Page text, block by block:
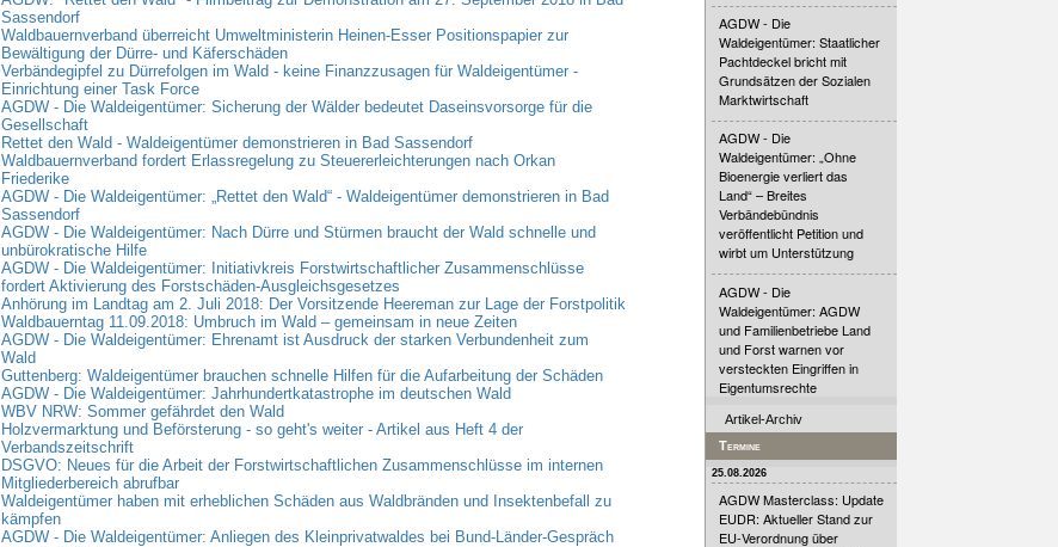
Sassendorf
Waldbauernverband überreicht Umweltministerin Heinen-Esser Positionspapier zur
Bewältigung der Dürre- und Käferschäden
Verbändegipfel zu Dürrefolgen im Wald - keine Finanzzusagen für Waldeigentümer -
Einrichtung einer Task Force
AGDW - Die Waldeigentümer: Sicherung der Wälder bedeutet Daseinsvorsorge für die
Gesellschaft
Rettet den Wald - Waldeigentümer demonstrieren in Bad Sassendorf
Waldbauernverband fordert Erlassregelung zu Steuererleichterungen nach Orkan
Friederike
AGDW - Die Waldeigentümer: „Rettet den Wald“ - Waldeigentümer demonstrieren in Bad
Sassendorf
AGDW - Die Waldeigentümer: Nach Dürre und Stürmen braucht der Wald schnelle und
unbürokratische Hilfe
AGDW - Die Waldeigentümer: Initiativkreis Forstwirtschaftlicher Zusammenschlüsse
fordert Aktivierung des Forstschäden-Ausgleichsgesetzes
Anhörung im Landtag am 2. Juli 2018: Der Vorsitzende Heereman zur Lage der Forstpolitik
Waldbauerntag 11.09.2018: Umbruch im Wald – gemeinsam in neue Zeiten
AGDW - Die Waldeigentümer: Ehrenamt ist Ausdruck der starken Verbundenheit zum
Wald
Guttenberg: Waldeigentümer brauchen schnelle Hilfen für die Aufarbeitung der Schäden
AGDW - Die Waldeigentümer: Jahrhundertkatastrophe im deutschen Wald
WBV NRW: Sommer gefährdet den Wald
Holzvermarktung und Beförsterung - so geht's weiter - Artikel aus Heft 4 der
Verbandszeitschrift
DSGVO: Neues für die Arbeit der Forstwirtschaftlichen Zusammenschlüsse im internen
Mitgliederbereich abrufbar
Waldeigentümer haben mit erheblichen Schäden aus Waldbränden und Insektenbefall zu
kämpfen
AGDW - Die Waldeigentümer: Anliegen des Kleinprivatwaldes bei Bund-Länder-Gespräch
AGDW - Die
Waldeigentümer: Staatlicher
Pachtdeckel bricht mit
Grundsätzen der Sozialen
Marktwirtschaft
AGDW - Die
Waldeigentümer: „Ohne
Bioenergie verliert das
Land“ – Breites
Verbändebündnis
veröffentlicht Petition und
wirbt um Unterstützung
AGDW - Die
Waldeigentümer: AGDW
und Familienbetriebe Land
und Forst warnen vor
versteckten Eingriffen in
Eigentumsrechte
Artikel-Archiv
Termine
25.08.2026
AGDW Masterclass: Update
EUDR: Aktueller Stand zur
EU-Verordnung über